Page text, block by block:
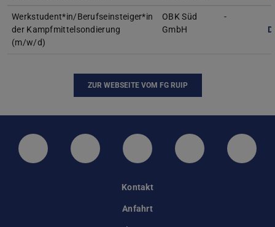
Werkstudent*in/Berufseinsteiger*in
der Kampfmittelsondierung
(m/w/d)
OBK Süd
GmbH
-
ZUR WEBSEITE VOM FG RUIP
LinkedIn-Seite der TU Darmstadt
Instagram-Kanal der TU
Bluesky-Kanal der TU
Facebook-
Kontakt
Anfahrt